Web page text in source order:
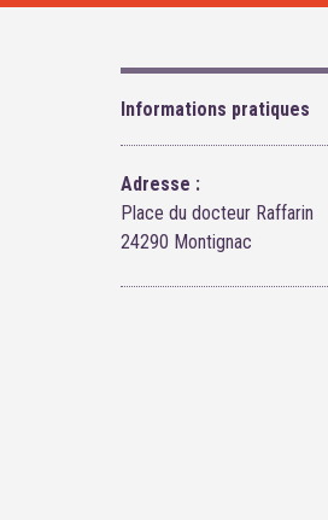
Informations pratiques
Adresse :
Place du docteur Raffarin
24290 Montignac